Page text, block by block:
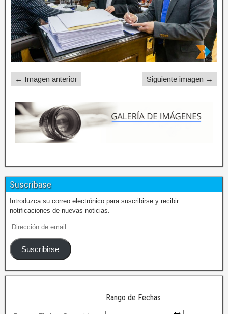
← Imagen anterior Siguiente imagen →
Suscríbase
Introduzca su correo electrónico para suscribirse y recibir
notificaciones de nuevas noticias.
Suscribirse
Rango de Fechas